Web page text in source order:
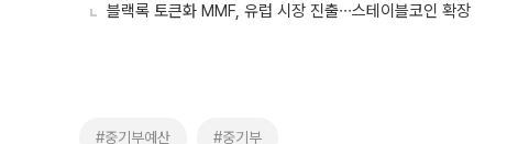
블랙록 토큰화 MMF, 유럽 시장 진출∙∙∙스테이블코인 확장
#중기부예산 #중기부